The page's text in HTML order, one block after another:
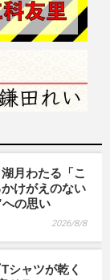
月わたる「こ
けがえのない
への思い
2026/8/8
シャツが乾く